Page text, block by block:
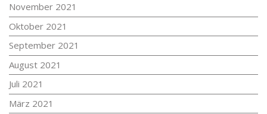
November 2021
Oktober 2021
September 2021
August 2021
Juli 2021
März 2021